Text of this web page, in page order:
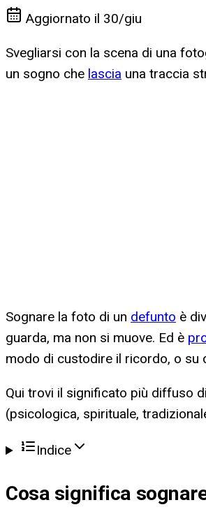
Aggiornato il 30/giu
Svegliarsi con la scena di una
un sogno che lascia una traccia
Sognare la foto di un defunto è
guarda, ma non si muove. Ed è
modo di custodire il ricordo, o su
Qui trovi il significato più diffuso
(psicologica, spirituale,
Indice
Cosa significa